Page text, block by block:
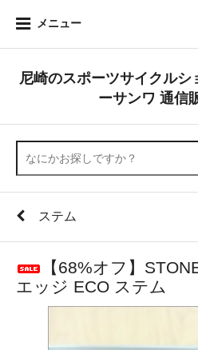
メニュー
尼崎のスポーツサイクルシ
ーサンワ 通信
ステム
【68%オフ】
エッジ ECO ステム